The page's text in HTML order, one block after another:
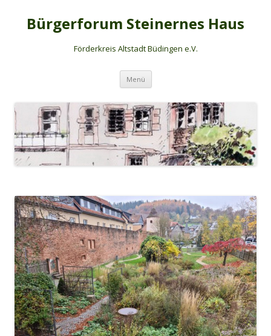
Bürgerforum Steinernes Haus
Förderkreis Altstadt Büdingen e.V.
Menü Zum Inhalt springen